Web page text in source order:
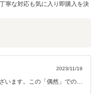
寧な対応も気に入り即購入を決
2023/11/19
います。この「偶然」での出